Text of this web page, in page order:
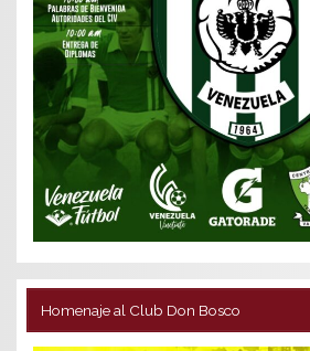
Homenaje al Club Don Bosco